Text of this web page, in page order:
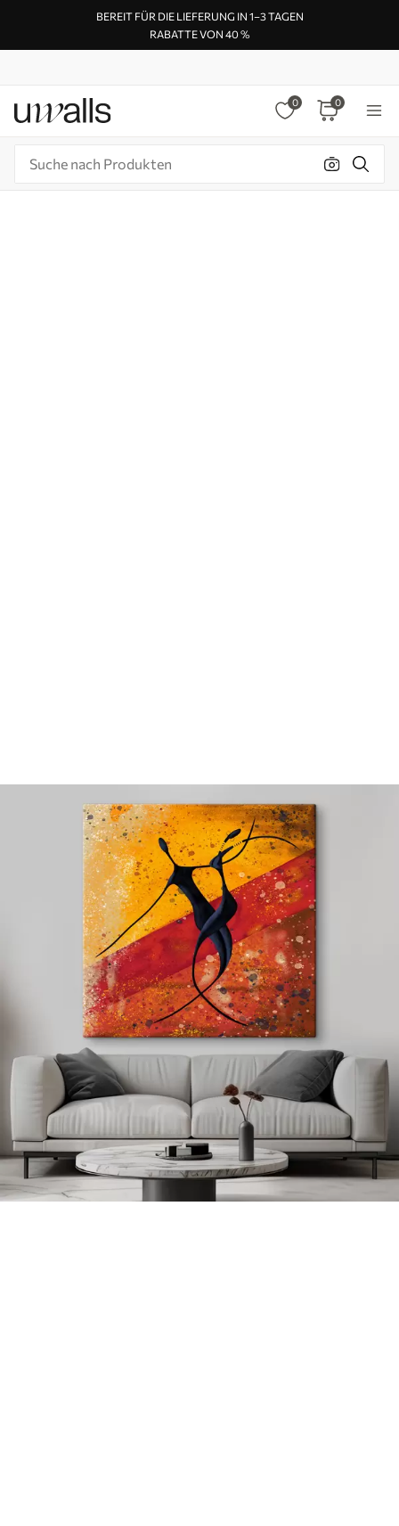
BEREIT FÜR DIE LIEFERUNG IN 1–3 TAGEN
RABATTE VON 40 %
0 0